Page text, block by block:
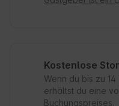
Kostenlose
Wenn du bis zu
erhältst du eine
Buchungspreises.